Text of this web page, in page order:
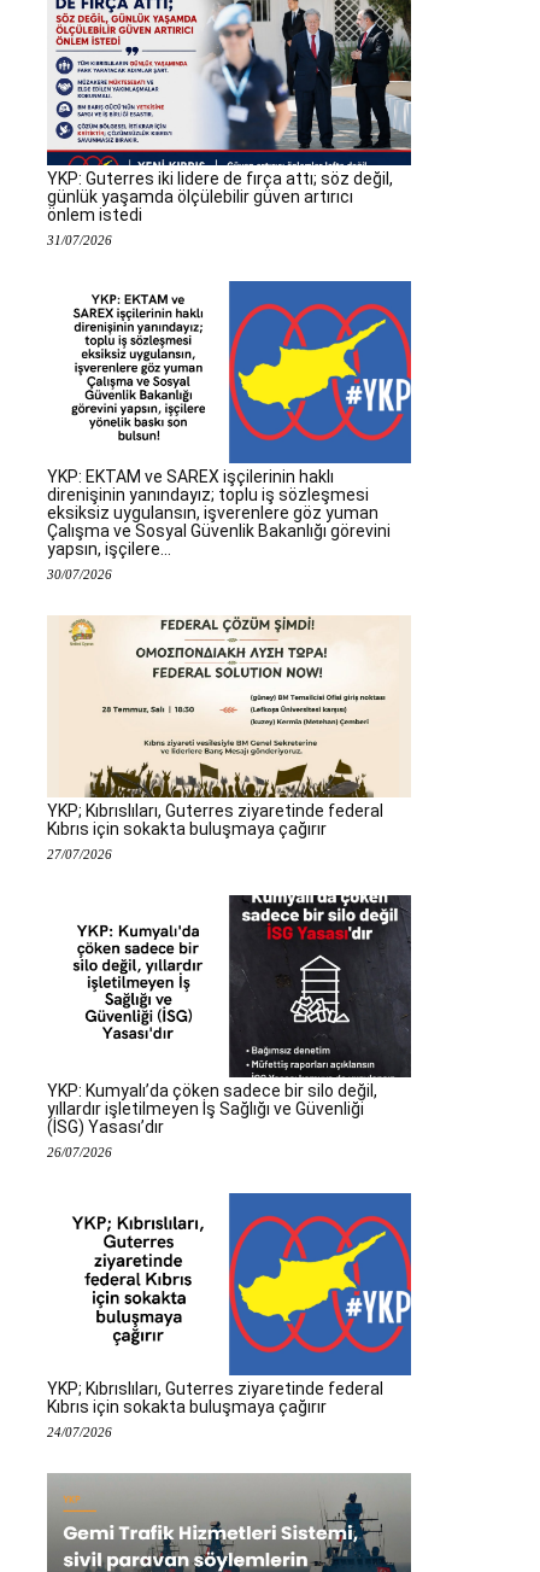
YKP: Guterres iki lidere de fırça attı; söz değil,
günlük yaşamda ölçülebilir güven artırıcı
önlem istedi
31/07/2026
YKP: EKTAM ve SAREX işçilerinin haklı
direnişinin yanındayız; toplu iş sözleşmesi
eksiksiz uygulansın, işverenlere göz yuman
Çalışma ve Sosyal Güvenlik Bakanlığı görevini
yapsın, işçilere...
30/07/2026
YKP; Kıbrıslıları, Guterres ziyaretinde federal
Kıbrıs için sokakta buluşmaya çağırır
27/07/2026
YKP: Kumyalı’da çöken sadece bir silo değil,
yıllardır işletilmeyen İş Sağlığı ve Güvenliği
(İSG) Yasası’dır
26/07/2026
YKP; Kıbrıslıları, Guterres ziyaretinde federal
Kıbrıs için sokakta buluşmaya çağırır
24/07/2026